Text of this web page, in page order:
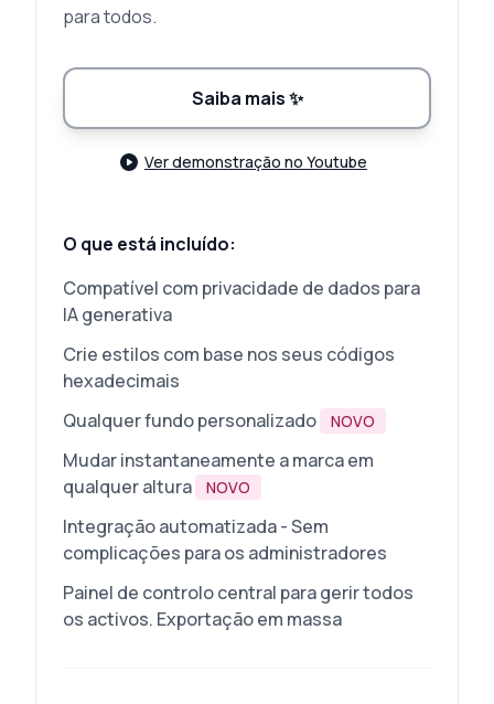
para todos.
Saiba mais✨
Ver demonstração no Youtube
O que está incluído:
Compatível com privacidade de dados para
IA generativa
Crie estilos com base nos seus códigos
hexadecimais
Qualquer fundo personalizado
NOVO
Mudar instantaneamente a marca em
qualquer altura
NOVO
Integração automatizada - Sem
complicações para os administradores
Painel de controlo central para gerir todos
os activos. Exportação em massa